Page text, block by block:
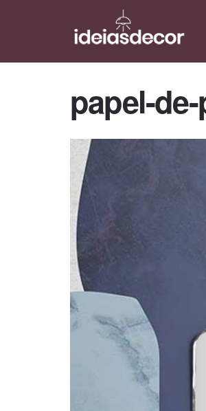
papel-